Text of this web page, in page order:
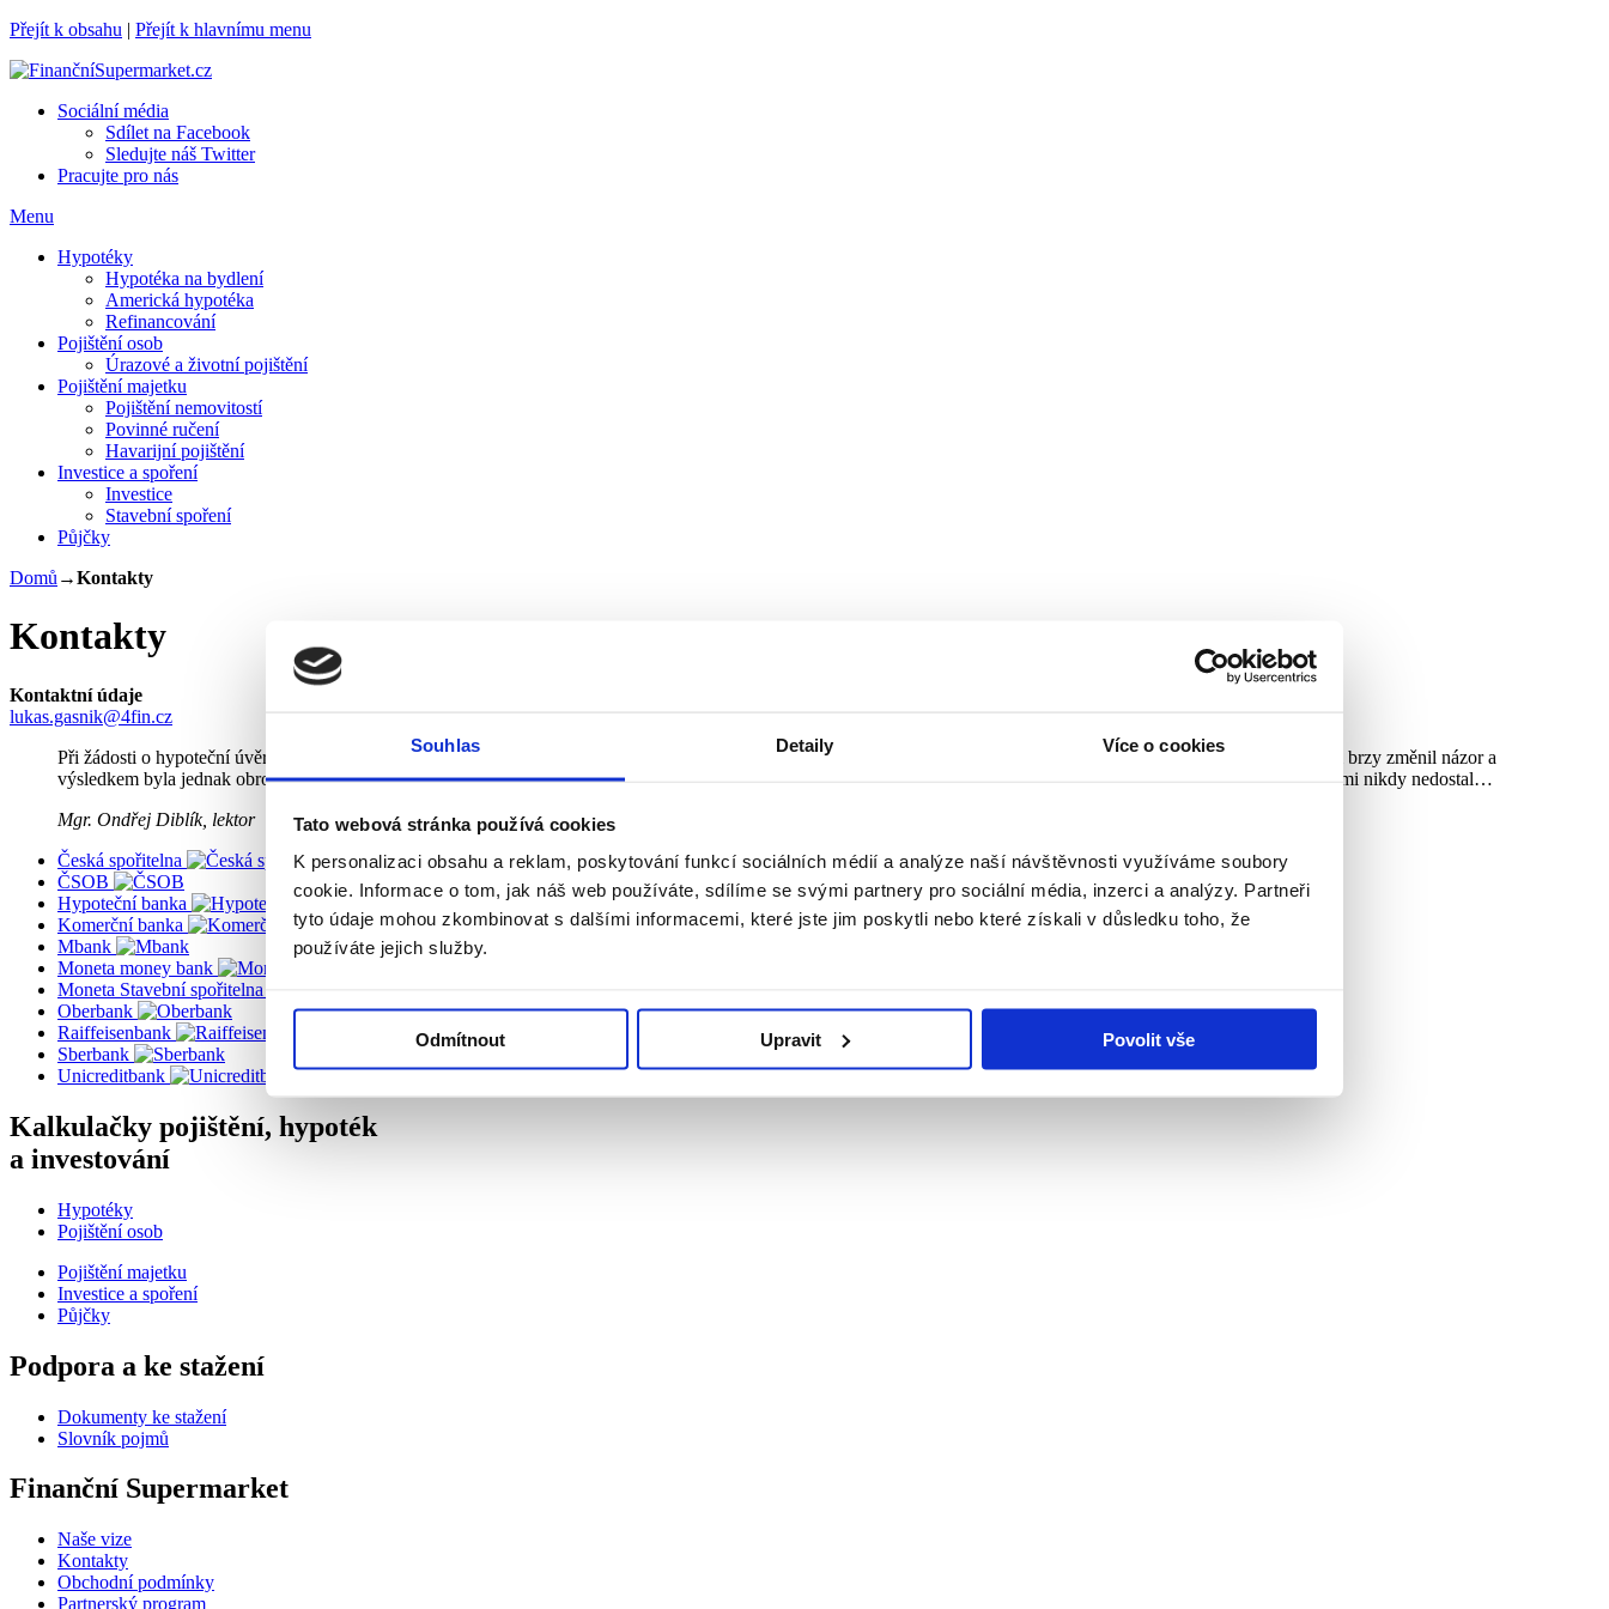
Souhlas Detaily Více o cookies
Tato webová stránka používá cookies
K personalizaci obsahu a reklam, poskytování funkcí sociálních médií a analýze naší návštěvnosti využíváme soubory
cookie. Informace o tom, jak náš web používáte, sdílíme se svými partnery pro sociální média, inzerci a analýzy. Partneři
tyto údaje mohou zkombinovat s dalšími informacemi, které jste jim poskytli nebo které získali v důsledku toho, že
používáte jejich služby.
Odmítnout Upravit Povolit vše
Přejít k obsahu | Přejít k hlavnímu menu
Sociální média
Sdílet na Facebook
Sledujte náš Twitter
Pracujte pro nás
Menu
Hypotéky
Hypotéka na bydlení
Americká hypotéka
Refinancování
Pojištění osob
Úrazové a životní pojištění
Pojištění majetku
Pojištění nemovitostí
Povinné ručení
Havarijní pojištění
Investice a spoření
Investice
Stavební spoření
Půjčky
Domů →Kontakty
Kontakty
Kontaktní údaje
lukas.gasnik@4fin.cz
Při žádosti o hypoteční úvěr jsem se vždy chtěl spoléhat sám na sebe. Díky velmi vstřícnému a ochotnému jednání pracovníků Finančního supermarketu jsem ovšem velmi brzy změnil názor a
výsledkem byla jednak obrovská úspora času, který bych jinak strávil návštěvami bank, ale především velmi výhodný výsledný produkt, ke kterému bych se vlastními silami nikdy nedostal…
Mgr. Ondřej Diblík, lektor
Česká spořitelna
ČSOB
Hypoteční banka
Komerční banka
Mbank
Moneta money bank
Moneta Stavební spořitelna
Oberbank
Raiffeisenbank
Sberbank
Unicreditbank
Kalkulačky pojištění, hypoték
a investování
Hypotéky
Pojištění osob
Pojištění majetku
Investice a spoření
Půjčky
Podpora a ke stažení
Dokumenty ke stažení
Slovník pojmů
Finanční Supermarket
Naše vize
Kontakty
Obchodní podmínky
Partnerský program